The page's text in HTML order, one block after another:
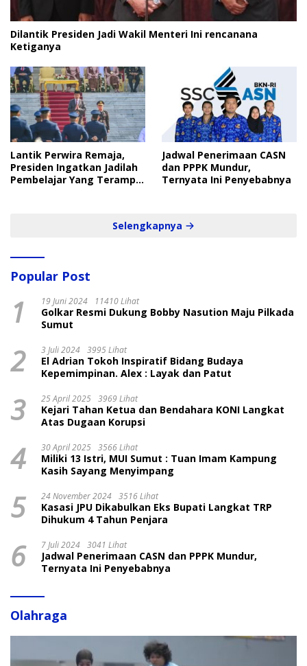
Dilantik Presiden Jadi Wakil Menteri Ini rencanana
Ketiganya
Lantik Perwira Remaja,
Presiden Ingatkan Jadilah
Pembelajar Yang Terampil
Jadwal Penerimaan CASN
dan PPPK Mundur,
Ternyata Ini Penyebabnya
Selengkapnya
Popular Post
1 19 Juni 2024 11410 Lihat
Golkar Resmi Dukung Bobby Nasution Maju Pilkada
Sumut
2 3 Juli 2024 3995 Lihat
El Adrian Tokoh Inspiratif Bidang Budaya
Kepemimpinan. Alex : Layak dan Patut
3 25 April 2025 3969 Lihat
Kejari Tahan Ketua dan Bendahara KONI Langkat
Atas Dugaan Korupsi
4 30 April 2025 3566 Lihat
Miliki 13 Istri, MUI Sumut : Tuan Imam Kampung
Kasih Sayang Menyimpang
5 24 November 2024 3516 Lihat
Kasasi JPU Dikabulkan Eks Bupati Langkat TRP
Dihukum 4 Tahun Penjara
6 7 Juli 2024 3041 Lihat
Jadwal Penerimaan CASN dan PPPK Mundur,
Ternyata Ini Penyebabnya
Olahraga